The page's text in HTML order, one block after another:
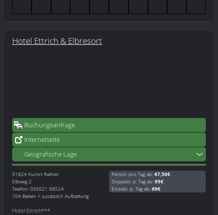
Hotel Ettrich & Elbresort
Buchungsanfrage
Internetseite
Geografische Lage
01824 Kurort Rathen
Elbweg 2
Telefon: 035021 68524
104 Betten + zusätzlich Aufbettung
Person pro Tag ab: 47,50€
Doppelzi. p. Tag ab: 95€
Einzelzi. p. Tag ab: 69€
Hotel Ettrich***